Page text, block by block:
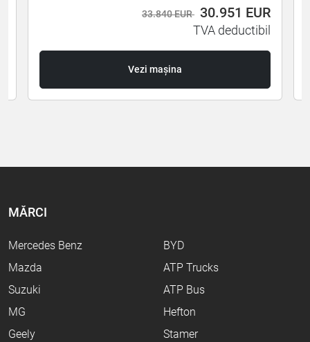
33.840 EUR 30.951 EUR
TVA deductibil
Vezi mașina
MĂRCI
Mercedes Benz
Mazda
Suzuki
MG
Geely
BYD
ATP Trucks
ATP Bus
Hefton
Stamer